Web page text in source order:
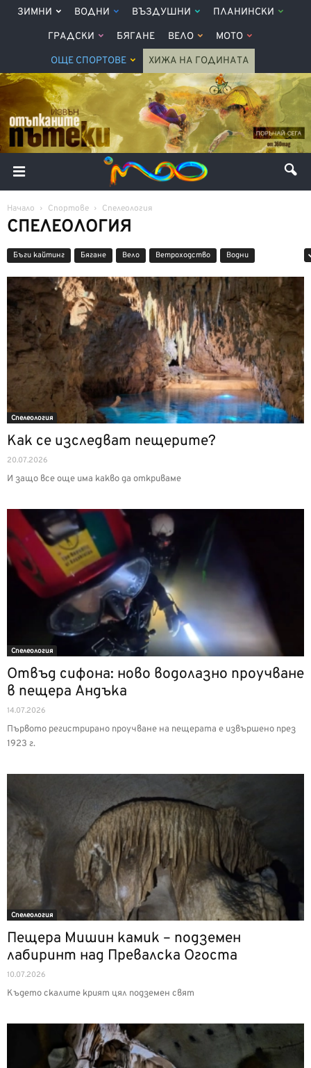
ЗИМНИ ВОДНИ ВЪЗДУШНИ ПЛАНИНСКИ
ГРАДСКИ БЯГАНЕ ВЕЛО МОТО
ОЩЕ СПОРТОВЕ ХИЖА НА ГОДИНАТА
Начало Спортове Спелеология
СПЕЛЕОЛОГИЯ
Бъги кайтинг Бягане Вело Ветроходство
Водни
Спелеология
Как се изследват пещерите?
20.07.2026
И защо все още има какво да откриваме
Спелеология
Отвъд сифона: ново водолазно проучване
в пещера Андъка
14.07.2026
Първото регистрирано проучване на пещерата е извършено през
1923 г.
Спелеология
Пещера Мишин камик – подземен
лабиринт над Превалска Огоста
10.07.2026
Където скалите крият цял подземен свят